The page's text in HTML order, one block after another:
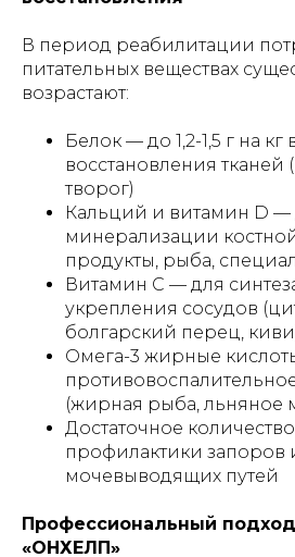
В период реабилитации
питательных веществах
возрастают:
Белок — до 1,2-1,5 г на кг
восстановления тканей
творог)
Кальций и витамин D —
минерализации
продукты, рыба,
Витамин C — для
укрепления сосудов
болгарский перец,
Омега-3 жирные
(жирная рыба, льняное
Достаточное
профилактики
мочевыводящих путей
Профессиональный
«ОНХЕЛП»